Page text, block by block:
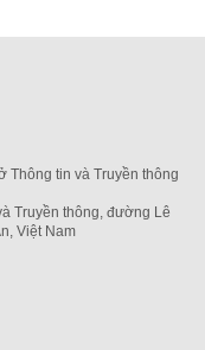
Thông tin và Truyền thông
Truyền thông, đường Lê
Việt Nam